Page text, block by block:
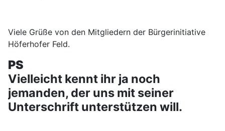
Viele Grüße von den Mitgliedern der Bürgerinitiative
Höferhofer Feld.
PS
Vielleicht kennt ihr ja noch
jemanden, der uns mit seiner
Unterschrift unterstützen will.